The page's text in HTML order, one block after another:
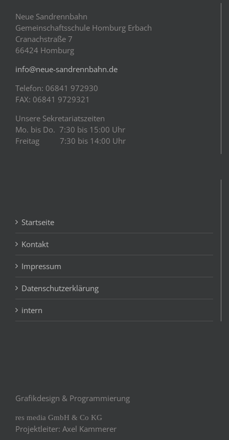
Neue Sandrennbahn
Gemeinschaftsschule Homburg Erbach
Cranachstraße 7
66424 Homburg
info@neue-sandrennbahn.de
Telefon: 06841 972930
FAX: 06841 9729321
Unsere Sekretariatszeiten
Mo. bis Do. 7:30 bis 15:00 Uhr
Freitag 7:30 bis 14:00 Uhr
Startseite
Kontakt
Impressum
Datenschutzerklärung
intern
Grafikdesign & Programmierung
res media GmbH & Co KG
Projektleiter: Axel Kammerer